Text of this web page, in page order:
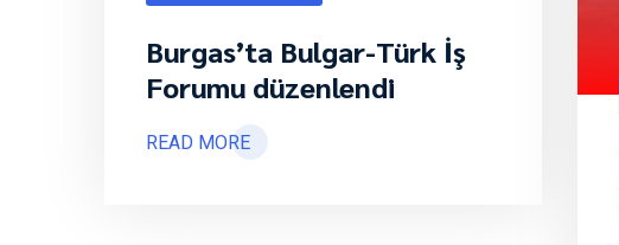
Burgas’ta Bulgar-Türk İş
Forumu düzenlendi
READ MORE